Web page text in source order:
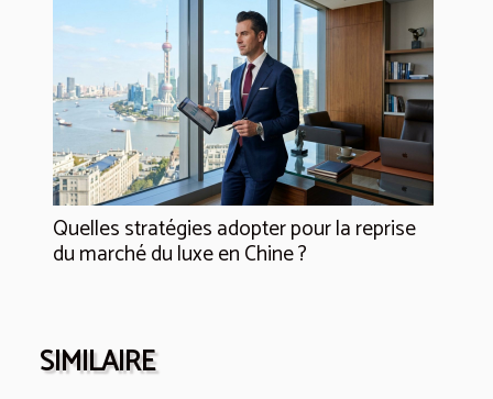
Quelles stratégies adopter pour la reprise
du marché du luxe en Chine ?
SIMILAIRE